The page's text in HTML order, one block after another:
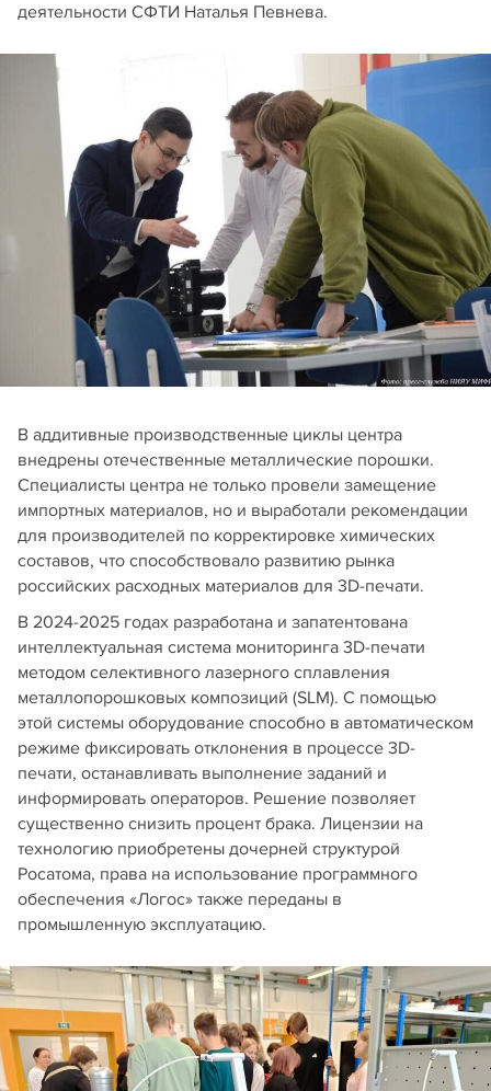
деятельности СФТИ Наталья Певнева.
В аддитивные производственные циклы центра
внедрены отечественные металлические порошки.
Специалисты центра не только провели замещение
импортных материалов, но и выработали рекомендации
для производителей по корректировке химических
составов, что способствовало развитию рынка
российских расходных материалов для 3D-печати.
В 2024-2025 годах разработана и запатентована
интеллектуальная система мониторинга 3D-печати
методом селективного лазерного сплавления
металлопорошковых композиций (SLM). С помощью
этой системы оборудование способно в автоматическом
режиме фиксировать отклонения в процессе 3D-
печати, останавливать выполнение заданий и
информировать операторов. Решение позволяет
существенно снизить процент брака. Лицензии на
технологию приобретены дочерней структурой
Росатома, права на использование программного
обеспечения «Логос» также переданы в
промышленную эксплуатацию.